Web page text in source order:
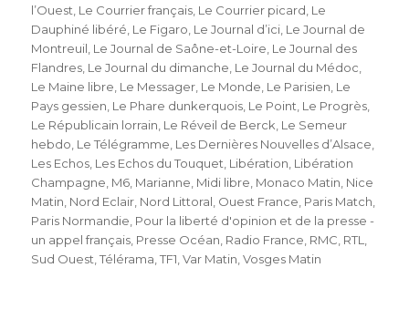
l’Ouest, Le Courrier français, Le Courrier picard, Le
Dauphiné libéré, Le Figaro, Le Journal d’ici, Le Journal de
Montreuil, Le Journal de Saône-et-Loire, Le Journal des
Flandres, Le Journal du dimanche, Le Journal du Médoc,
Le Maine libre, Le Messager, Le Monde, Le Parisien, Le
Pays gessien, Le Phare dunkerquois, Le Point, Le Progrès,
Le Républicain lorrain, Le Réveil de Berck, Le Semeur
hebdo, Le Télégramme, Les Dernières Nouvelles d’Alsace,
Les Echos, Les Echos du Touquet, Libération, Libération
Champagne, M6, Marianne, Midi libre, Monaco Matin, Nice
Matin, Nord Eclair, Nord Littoral, Ouest France, Paris Match,
Paris Normandie, Pour la liberté d'opinion et de la presse -
un appel français, Presse Océan, Radio France, RMC, RTL,
Sud Ouest,Télérama,TF1,Var Matin,Vosges Matin